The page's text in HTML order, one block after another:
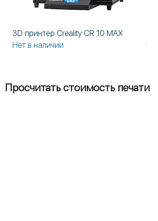
3D принтер Creality CR 10 MAX
Нет в наличии
Просчитать стоимость печати